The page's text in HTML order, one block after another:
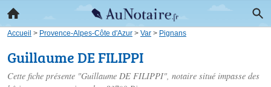
Accueil > Provence-Alpes-Côte d'Azur > Var > Pignans
Guillaume DE FILIPPI
Cette fiche présente "Guillaume DE FILIPPI", notaire situé impasse des